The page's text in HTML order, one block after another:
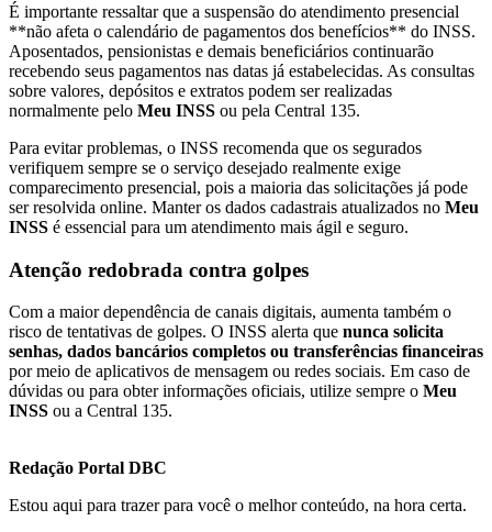
É importante ressaltar que a suspensão do atendimento presencial
**não afeta o calendário de pagamentos dos benefícios** do INSS.
Aposentados, pensionistas e demais beneficiários continuarão
recebendo seus pagamentos nas datas já estabelecidas. As consultas
sobre valores, depósitos e extratos podem ser realizadas
normalmente pelo Meu INSS ou pela Central 135.
Para evitar problemas, o INSS recomenda que os segurados
verifiquem sempre se o serviço desejado realmente exige
comparecimento presencial, pois a maioria das solicitações já pode
ser resolvida online. Manter os dados cadastrais atualizados no Meu
INSS é essencial para um atendimento mais ágil e seguro.
Atenção redobrada contra golpes
Com a maior dependência de canais digitais, aumenta também o
risco de tentativas de golpes. O INSS alerta que nunca solicita
senhas, dados bancários completos ou transferências financeiras
por meio de aplicativos de mensagem ou redes sociais. Em caso de
dúvidas ou para obter informações oficiais, utilize sempre o Meu
INSS ou a Central 135.
Redação Portal DBC
Estou aqui para trazer para você o melhor conteúdo, na hora certa.